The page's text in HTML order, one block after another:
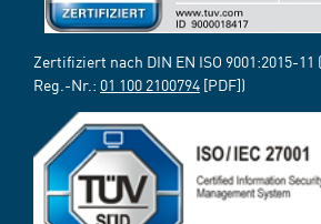
Zertifiziert nach DIN EN ISO 9001:2015-11
Reg.-Nr.: 01 100 2100794 [PDF])